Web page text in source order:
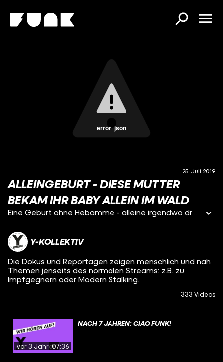
error_json
25. Juli 2019
ALLEINGEBURT - DIESE MUTTER
BEKAM IHR BABY ALLEIN IM WALD
Eine Geburt ohne Hebamme - alleine irgendwo draußen in der Natur. Alleingeburt heißt dieser Trend, vor dem MedizinerInnen warnen. Die 29-Jährige Jenni brachte Ihr Baby in einem Wald in Rumänien zur Welt. Wie verlief die Alleingeburt und wie geht es dem Baby? Reporterin Nora Oldach hat die Aussteiger-Familien besucht und erfährt warum Jenni sich für eine Alleingeburt entschieden hat.
Y-KOLLEKTIV
Die Dokus und Reportagen zeigen menschlich und nah
Themen jenseits des normalen Streams: z.B. zu
Impfgegnern oder Modern Stalking.
333 Videos
vor 3 Jahren07:36
NACH 7 JAHREN: CIAO FUNK!